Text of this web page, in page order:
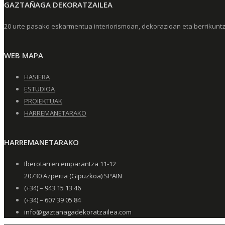
GAZTAÑAGA DEKORATZAILEA
20 urte pasako eskarmentua interiorismoan, dekorazioan eta
WEB MAPA
HASIERA
ESTUDIOA
PROIEKTUAK
HARREMANETARAKO
HARREMANETARAKO
Iberotarren emparantza 11-12
20730 Azpeitia (Gipuzkoa) SPAIN
(+34) – 943 15 13 46
(+34) – 607 39 05 84
info@gaztanagadekoratzailea.com